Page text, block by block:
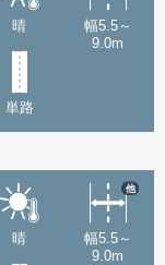
晴
幅5.5～
9.0m
単路
晴
幅5.5～
9.0m
他